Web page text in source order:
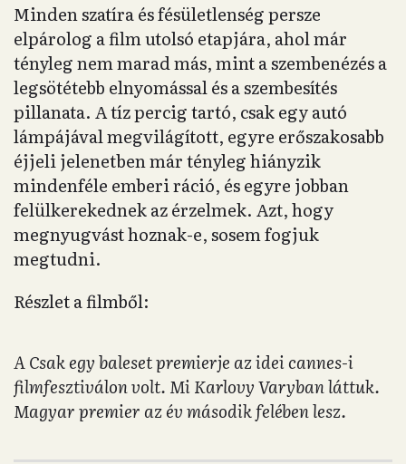
Minden szatíra és fésületlenség persze
elpárolog a film utolsó etapjára, ahol már
tényleg nem marad más, mint a szembenézés a
legsötétebb elnyomással és a szembesítés
pillanata. A tíz percig tartó, csak egy autó
lámpájával megvilágított, egyre erőszakosabb
éjjeli jelenetben már tényleg hiányzik
mindenféle emberi ráció, és egyre jobban
felülkerekednek az érzelmek. Azt, hogy
megnyugvást hoznak-e, sosem fogjuk
megtudni.
Részlet a filmből:
A Csak egy baleset premierje az idei cannes-i
filmfesztiválon volt. Mi Karlovy Varyban láttuk.
Magyar premier az év második felében lesz.